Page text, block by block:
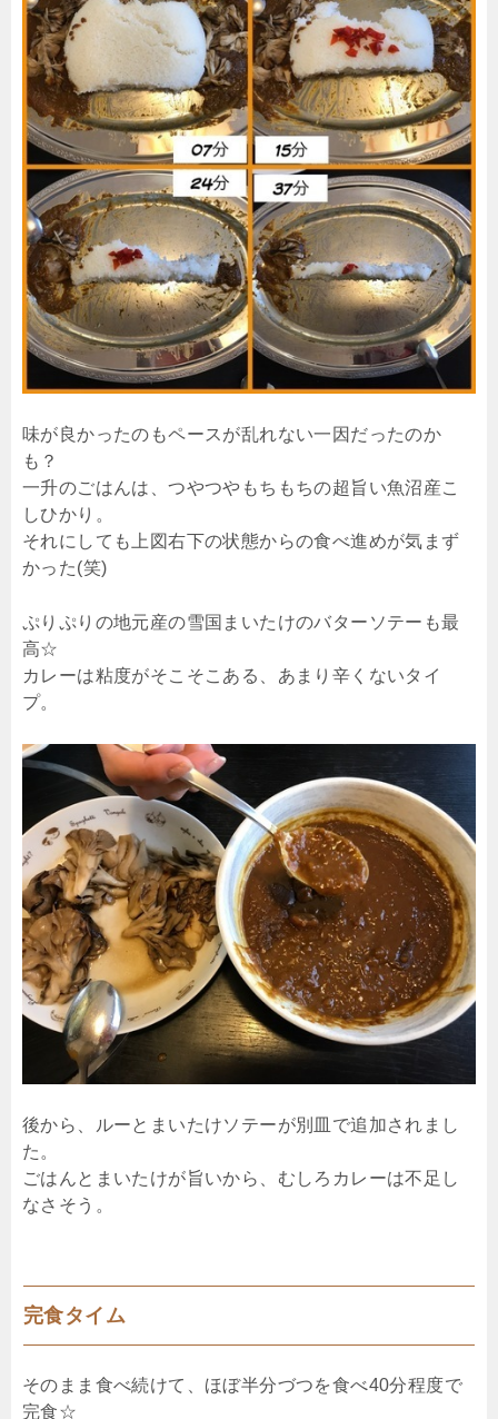
味が良かったのもペースが乱れない一因だったのか
も？
一升のごはんは、つやつやもちもちの超旨い魚沼産こ
しひかり。
それにしても上図右下の状態からの食べ進めが気まず
かった(笑)
ぷりぷりの地元産の雪国まいたけのバターソテーも最
高☆
カレーは粘度がそこそこある、あまり辛くないタイ
プ。
後から、ルーとまいたけソテーが別皿で追加されまし
た。
ごはんとまいたけが旨いから、むしろカレーは不足し
なさそう。
完食タイム
そのまま食べ続けて、ほぼ半分づつを食べ40分程度で
完食☆